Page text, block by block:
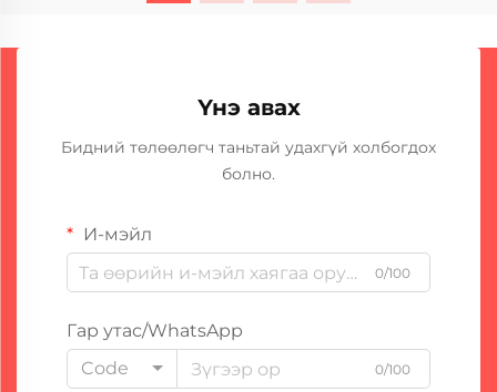
Үнэ авах
Бидний төлөөлөгч таньтай удахгүй холбогдох
болно.
И-мэйл
0/100
Гар утас/WhatsApp
Code
0/100